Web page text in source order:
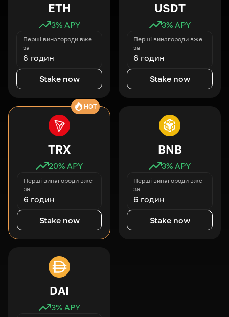
ETH
3% APY
Перші винагороди вже
за
6 годин
Stake now
USDT
3% APY
Перші винагороди вже
за
6 годин
Stake now
HOT
TRX
20% APY
Перші винагороди вже
за
6 годин
Stake now
BNB
3% APY
Перші винагороди вже
за
6 годин
Stake now
DAI
3% APY